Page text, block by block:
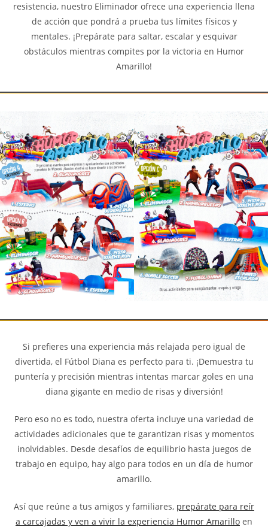
resistencia, nuestro Eliminador ofrece una experiencia llena
de acción que pondrá a prueba tus límites físicos y
mentales. ¡Prepárate para saltar, escalar y esquivar
obstáculos mientras compites por la victoria en Humor
Amarillo!
Si prefieres una experiencia más relajada pero igual de
divertida, el Fútbol Diana es perfecto para ti. ¡Demuestra tu
puntería y precisión mientras intentas marcar goles en una
diana gigante en medio de risas y diversión!
Pero eso no es todo, nuestra oferta incluye una variedad de
actividades adicionales que te garantizan risas y momentos
inolvidables. Desde desafíos de equilibrio hasta juegos de
trabajo en equipo, hay algo para todos en un día de humor
amarillo.
Así que reúne a tus amigos y familiares, prepárate para reír
a carcajadas y ven a vivir la experiencia Humor Amarillo en